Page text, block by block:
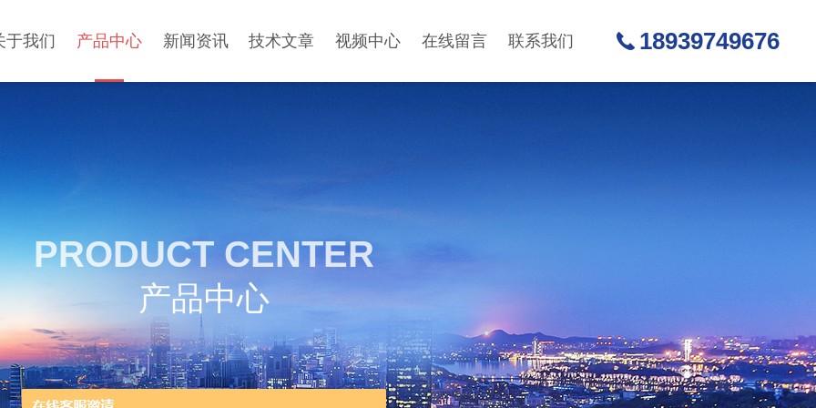
于我们 产品中心 新闻资讯 技术文章 视频中心 在线留言 联系我们 18939749676
PRODUCT CENTER
产品中心